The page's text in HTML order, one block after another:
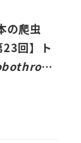
の爬虫
回】ト